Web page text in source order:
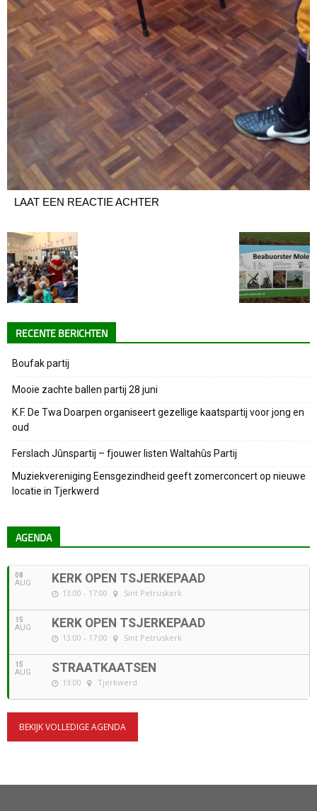
LAAT EEN REACTIE ACHTER
RECENTE BERICHTEN
Boufak partij
Mooie zachte ballen partij 28 juni
K.F. De Twa Doarpen organiseert gezellige kaatspartij voor jong en
oud
Ferslach Jûnspartij – fjouwer listen Waltahûs Partij
Muziekvereniging Eensgezindheid geeft zomerconcert op nieuwe
locatie in Tjerkwerd
AGENDA
08
AUG KERK OPEN TSJERKEPAAD
13:00 - 17:00 Sint Petruskerk
15
AUG KERK OPEN TSJERKEPAAD
13:00 - 17:00 Sint Petruskerk
15
AUG STRAATKAATSEN
13:00 Tjerkwerd
BEKIJK VOLLEDIGE AGENDA